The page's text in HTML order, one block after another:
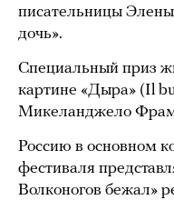
писательницы
дочь».
Специальный приз
картине «Дыра» (Il
Микеланджело
Россию в основном
фестиваля
Волконогов бежал»